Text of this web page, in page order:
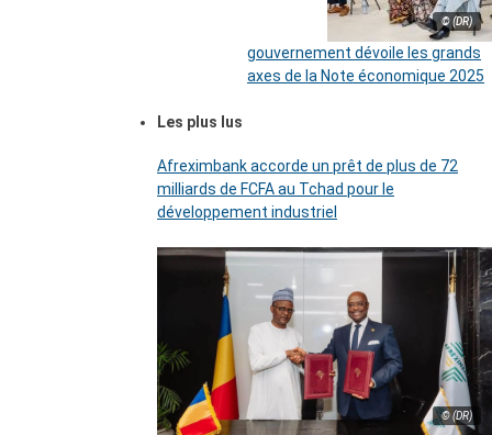
© (DR)
gouvernement dévoile les grands
axes de la Note économique 2025
Les plus lus
Afreximbank accorde un prêt de plus de 72
milliards de FCFA au Tchad pour le
développement industriel
© (DR)